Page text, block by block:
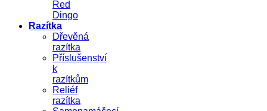
Red
Dingo
Razítka
Dřevěná
razítka
Příslušenství
k
razítkům
Reliéf
razítka